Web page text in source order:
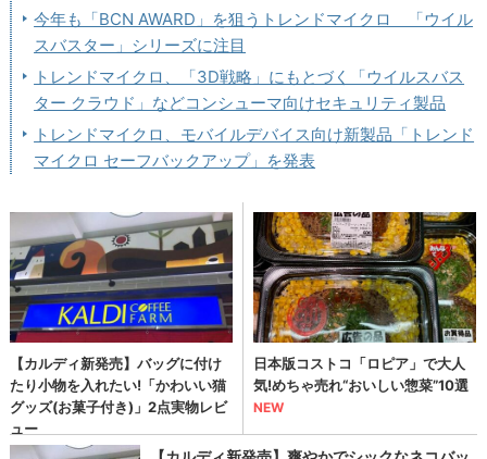
今年も「BCN AWARD」を狙うトレンドマイクロ 「ウイル
スバスター」シリーズに注目
トレンドマイクロ、「3D戦略」にもとづく「ウイルスバス
ター クラウド」などコンシューマ向けセキュリティ製品
トレンドマイクロ、モバイルデバイス向け新製品「トレンド
マイクロ セーフバックアップ」を発表